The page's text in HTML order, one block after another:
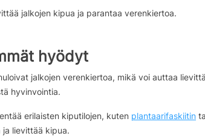
jalkojen kipua ja parantaa verenkiertoa.
hyödyt
jalkojen verenkiertoa, mikä voi auttaa
hyvinvointia.
erilaisten kiputilojen, kuten plantaarifaskiitin
lievittää kipua.